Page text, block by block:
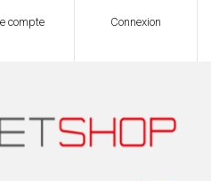
Connexion
compte